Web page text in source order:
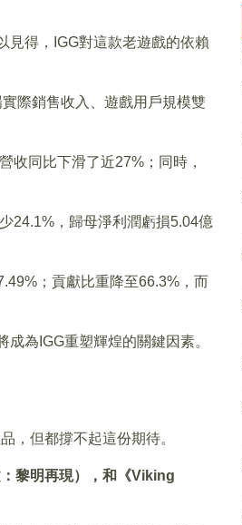
見得，IGG對這款老遊戲的依賴
際銷售收入、遊戲用戶規模雙
收同比下滑了近27%；同時，
24.1%，歸母淨利潤虧損5.04億
；貢獻比重降至66.3%，而
為IGG重塑輝煌的關鍵因素。
，但都撐不起這份期待。
黎明再現），和《Viking